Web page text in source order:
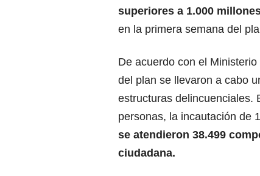
superiores a 1.000
en la primera semana del
De acuerdo con el
del plan se llevaron a cabo
estructuras delincuenciales.
personas, la incautación de
se atendieron 38.499
ciudadana.